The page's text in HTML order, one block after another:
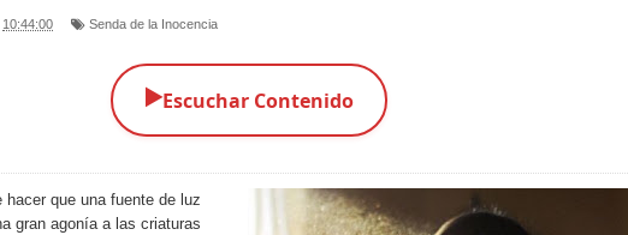
10:44:00 Senda de la Inocencia
▶️Escuchar Contenido
hacer que una fuente de luz
gran agonía a las criaturas